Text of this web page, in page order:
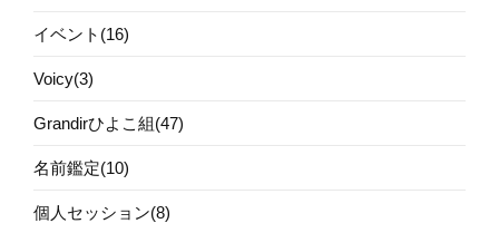
イベント(16)
Voicy(3)
Grandirひよこ組(47)
名前鑑定(10)
個人セッション(8)